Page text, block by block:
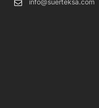
info@suerteksa.com